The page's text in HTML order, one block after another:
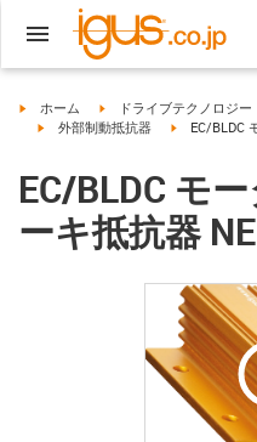
igus-icon-arrow-right
ホーム igus-icon-arrow-right
ドライブテクノロジー
igus-icon-arrow-right
外部制動抵抗器 igus-icon-
EC/BLDC
EC/BLDC モ
ーキ抵抗器